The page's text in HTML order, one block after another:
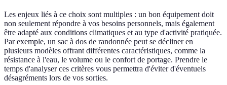
Les enjeux liés à ce choix sont multiples : un bon équipement doit
non seulement répondre à vos besoins personnels, mais également
être adapté aux conditions climatiques et au type d'activité pratiquée.
Par exemple, un sac à dos de randonnée peut se décliner en
plusieurs modèles offrant différentes caractéristiques, comme la
résistance à l'eau, le volume ou le confort de portage. Prendre le
temps d'analyser ces critères vous permettra d'éviter d'éventuels
désagréments lors de vos sorties.